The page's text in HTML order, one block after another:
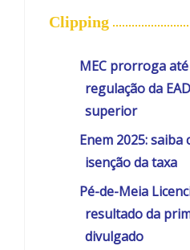
Clipping
MEC prorroga
regulação da
superior
Enem 2025:
isenção da taxa
Pé-de-Meia
resultado da
divulgado